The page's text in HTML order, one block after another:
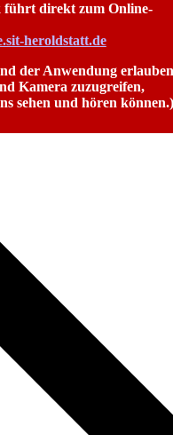
führt direkt zum Online-
heroldstatt.de
der Anwendung
Kamera zuzugreifen,
sehen und hören können.)